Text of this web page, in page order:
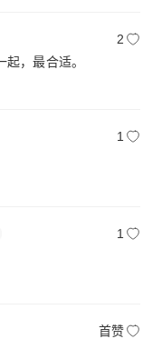
2
，最合适。
1
1
首赞